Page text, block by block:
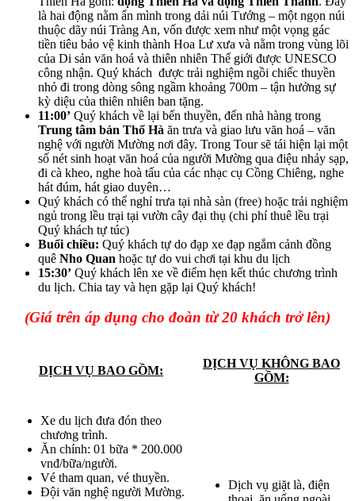
là hai động nằm ẩn mình trong dải núi Tướng – một ngọn núi
thuộc dãy núi Tràng An, vốn được xem như một vọng gác
tiền tiêu bảo vệ kinh thành Hoa Lư xưa và nằm trong vùng lõi
của Di sản văn hoá và thiên nhiên Thế giới được UNESCO
công nhận. Quý khách được trải nghiệm ngồi chiếc thuyền
nhỏ đi trong dòng sông ngầm khoảng 700m – tận hưởng sự
kỳ diệu của thiên nhiên ban tặng.
11:00’ Quý khách về lại bến thuyền, đến nhà hàng trong
Trung tâm bản Thổ Hà ăn trưa và giao lưu văn hoá – văn
nghệ với người Mường nơi đây. Trong Tour sẽ tái hiện lại một
số nét sinh hoạt văn hoá của người Mường qua điệu nhảy sạp,
đi cà kheo, nghe hoà tấu của các nhạc cụ Cồng Chiêng, nghe
hát đúm, hát giao duyên…
Quý khách có thể nghỉ trưa tại nhà sàn (free) hoặc trải nghiệm
ngủ trong lều trại tại vườn cây đại thụ (chi phí thuê lều trại
Quý khách tự túc)
Buổi chiều: Quý khách tự do đạp xe đạp ngắm cảnh đồng
quê Nho Quan hoặc tự do vui chơi tại khu du lịch
15:30’ Quý khách lên xe về điểm hẹn kết thúc chương trình
du lịch. Chia tay và hẹn gặp lại Quý khách!
(Giá trên áp dụng cho đoàn từ 20 khách trở lên)
DỊCH VỤ BAO GỒM:
DỊCH VỤ KHÔNG BAO
GỒM:
Xe du lịch đưa đón theo
chương trình.
Ăn chính: 01 bữa * 200.000
vnđ/bữa/người.
Vé tham quan, vé thuyền.
Đội văn nghệ người Mường.
Dịch vụ giặt là, điện